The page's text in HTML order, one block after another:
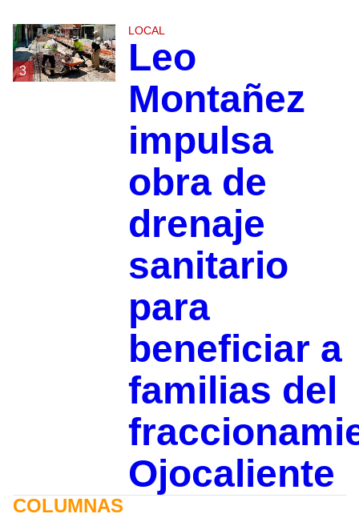
3
LOCAL
Leo
Montañez
impulsa
obra de
drenaje
sanitario
para
beneficiar a
familias del
Ojocaliente
COLUMNAS